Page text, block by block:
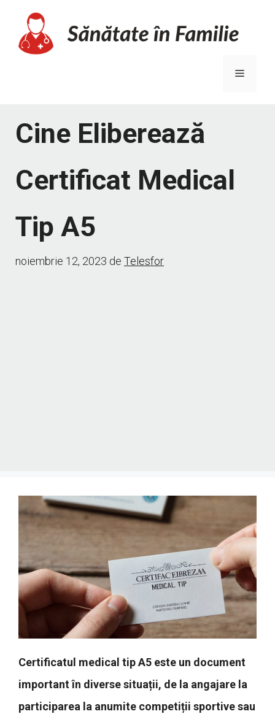
conținut
Meniu
Cine Eliberează
Certificat Medical
Tip A5
noiembrie 12, 2023 de Telesfor
Certificatul medical tip A5 este un document
important în diverse situații, de la angajare la
participarea la anumite competiții sportive sau